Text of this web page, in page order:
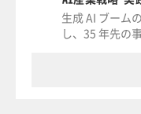
生成 AI ブーム
し、35 年先の